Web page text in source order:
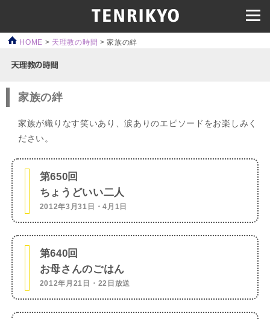
HOME > 天理教の時間 >家族の絆
家族の絆
家族が織りなす笑いあり、涙ありのエピソードをお楽しみく
ださい。
第650回
ちょうどいい二人
2012年3月31日・4月1日
第640回
お母さんのごはん
2012年月21日・22日放送